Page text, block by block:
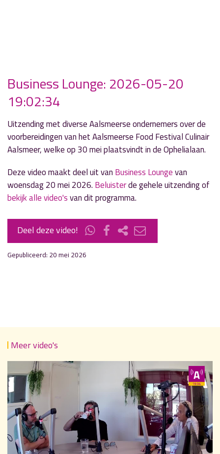
Business Lounge: 2026-05-20
19:02:34
Uitzending met diverse Aalsmeerse ondernemers over de
voorbereidingen van het Aalsmeerse Food Festival Culinair
Aalsmeer, welke op 30 mei plaatsvindt in de Ophelialaan.
Deze video maakt deel uit van Business Loungevan
woensdag 20 mei 2026. Beluisterde gehele uitzending of
bekijk alle video'svan dit programma.
Deel deze video!
Gepubliceerd: 20 mei 2026
Meer video's